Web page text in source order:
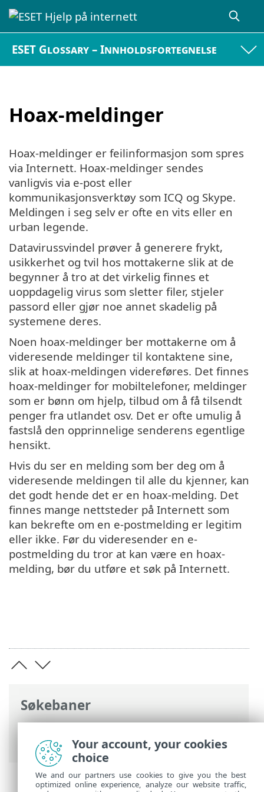
ESET Glossary – Innholdsfortegnelse
Hoax-meldinger
Søkebaner
E-posttrussel> Hoax-meldinger
Hoax-meldinger er feilinformasjon som spres
via Internett. Hoax-meldinger sendes
vanligvis via e-post eller
kommunikasjonsverktøy som ICQ og Skype.
Meldingen i seg selv er ofte en vits eller en
urban legende.
Datavirussvindel prøver å generere frykt,
usikkerhet og tvil hos mottakerne slik at de
begynner å tro at det virkelig finnes et
uoppdagelig virus som sletter filer, stjeler
passord eller gjør noe annet skadelig på
systemene deres.
Noen hoax-meldinger ber mottakerne om å
videresende meldinger til kontaktene sine,
slik at hoax-meldingen videreføres. Det finnes
hoax-meldinger for mobiltelefoner, meldinger
som er bønn om hjelp, tilbud om å få tilsendt
penger fra utlandet osv. Det er ofte umulig å
fastslå den opprinnelige senderens egentlige
hensikt.
Hvis du ser en melding som ber deg om å
videresende meldingen til alle du kjenner, kan
det godt hende det er en hoax-melding. Det
finnes mange nettsteder på Internett som
kan bekrefte om en e-postmelding er legitim
eller ikke. Før du videresender en e-
postmelding du tror at kan være en hoax-
melding, bør du utføre et søk på Internett.
Your account, your cookies
choice
We and our partners use cookies to give you the best
optimized online experience, analyze our website traffic,